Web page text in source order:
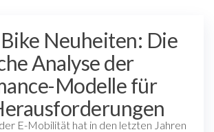
Neuheiten: Die
Analyse der
Modelle für
E-Mobilität hat in den letzten Jahren